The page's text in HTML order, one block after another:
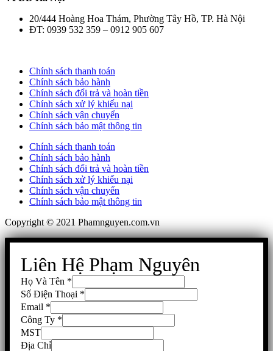
20/444 Hoàng Hoa Thám, Phường Tây Hồ, TP. Hà Nội
ĐT: 0939 532 359 – 0912 905 607
Chính sách thanh toán
Chính sách bảo hành
Chính sách đổi trả và hoàn tiền
Chính sách xử lý khiếu nại
Chính sách vận chuyển
Chính sách bảo mật thông tin
Chính sách thanh toán
Chính sách bảo hành
Chính sách đổi trả và hoàn tiền
Chính sách xử lý khiếu nại
Chính sách vận chuyển
Chính sách bảo mật thông tin
Copyright © 2021 Phamnguyen.com.vn
Liên Hệ Phạm Nguyên
Họ Và Tên *
Số Điện Thoại *
Email *
Công Ty *
MST
Địa Chỉ